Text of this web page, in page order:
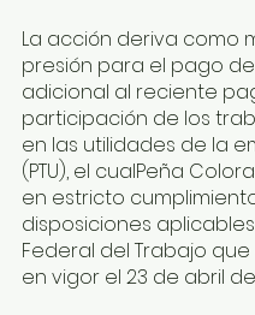
La acción deriva como
presión para el pago
adicional al reciente
participación de los
en las utilidades de la
(PTU), el cualPeña
en estricto
disposiciones
Federal del Trabajo
en vigor el 23 de abril de